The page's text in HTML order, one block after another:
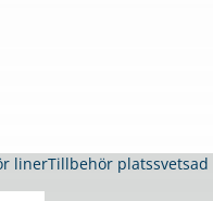
linerTillbehör